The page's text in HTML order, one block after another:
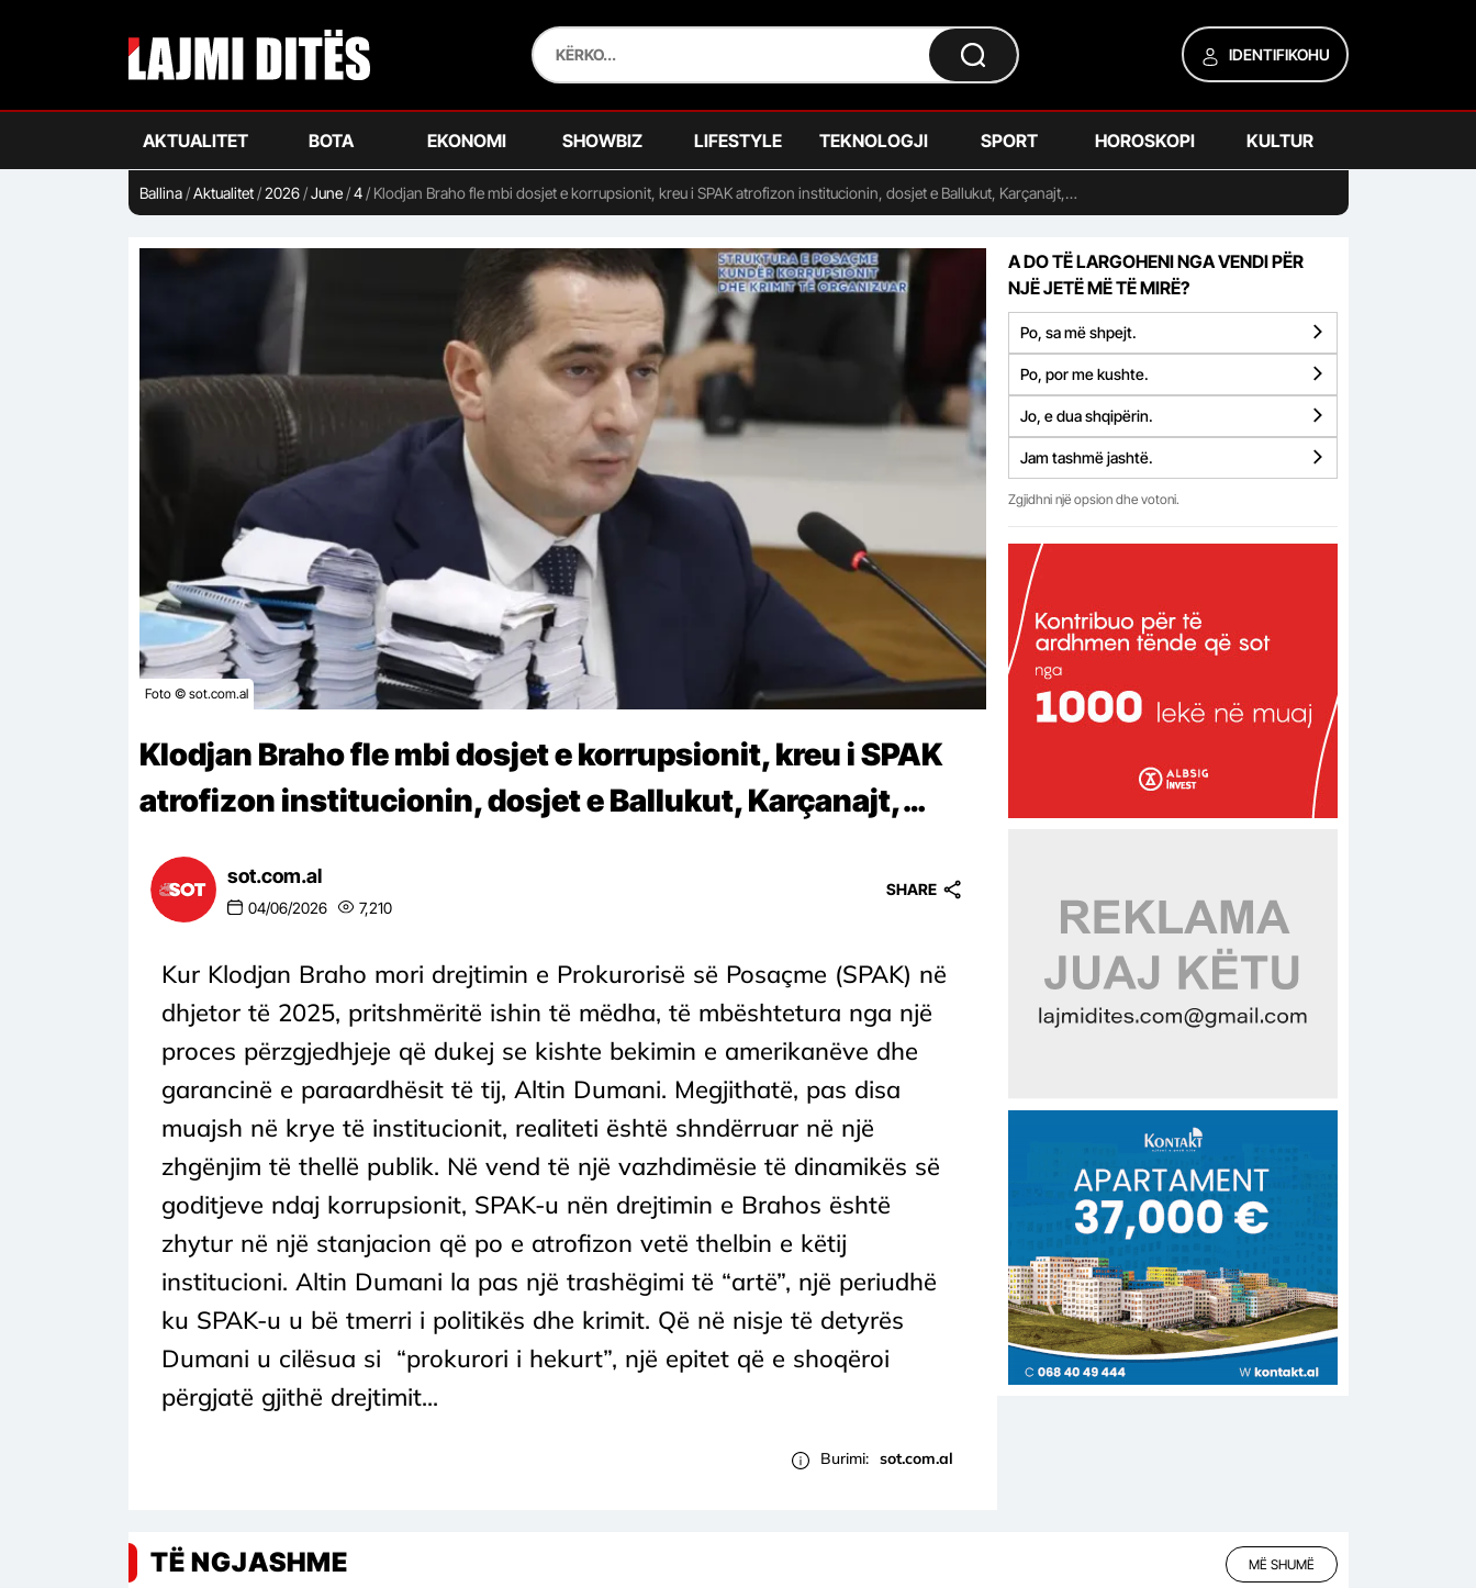
IDENTIFIKOHU
AKTUALITET BOTA EKONOMI SHOWBIZ LIFESTYLE TEKNOLOGJI SPORT HOROSKOPI KULTUR
Ballina/Aktualitet/2026/June/4/ Klodjan Braho fle mbi dosjet e korrupsionit, kreu i SPAK atrofizon institucionin, dosjet e Ballukut, Karçanajt,…
Foto © sot.com.al
Klodjan Braho fle mbi dosjet e korrupsionit, kreu i SPAK
atrofizon institucionin, dosjet e Ballukut, Karçanajt,…
sot.com.al
04/06/2026 7,210
SHARE
Kur Klodjan Braho mori drejtimin e Prokurorisë së Posaçme (SPAK) në
dhjetor të 2025, pritshmëritë ishin të mëdha, të mbështetura nga një
proces përzgjedhjeje që dukej se kishte bekimin e amerikanëve dhe
garancinë e paraardhësit të tij, Altin Dumani. Megjithatë, pas disa
muajsh në krye të institucionit, realiteti është shndërruar në një
zhgënjim të thellë publik. Në vend të një vazhdimësie të dinamikës së
goditjeve ndaj korrupsionit, SPAK-u nën drejtimin e Brahos është
zhytur në një stanjacion që po e atrofizon vetë thelbin e këtij
institucioni. Altin Dumani la pas një trashëgimi të “artë”, një periudhë
ku SPAK-u u bë tmerri i politikës dhe krimit. Që në nisje të detyrës
Dumani u cilësua si “prokurori i hekurt”, një epitet që e shoqëroi
përgjatë gjithë drejtimit...
Burimi: sot.com.al
A DO TË LARGOHENI NGA VENDI PËR
NJË JETË MË TË MIRË?
Po, sa më shpejt.
Po, por me kushte.
Jo, e dua shqipërin.
Jam tashmë jashtë.
Zgjidhni një opsion dhe votoni.
TË NGJASHME MË SHUMË